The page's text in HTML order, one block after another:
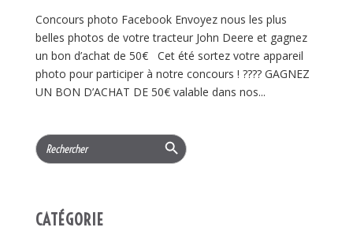
Concours photo Facebook Envoyez nous les plus
belles photos de votre tracteur John Deere et gagnez
un bon d’achat de 50€ Cet été sortez votre appareil
photo pour participer à notre concours ! ???? GAGNEZ
UN BON D’ACHAT DE 50€ valable dans nos...
Search
for:
Search Button
CATÉGORIE